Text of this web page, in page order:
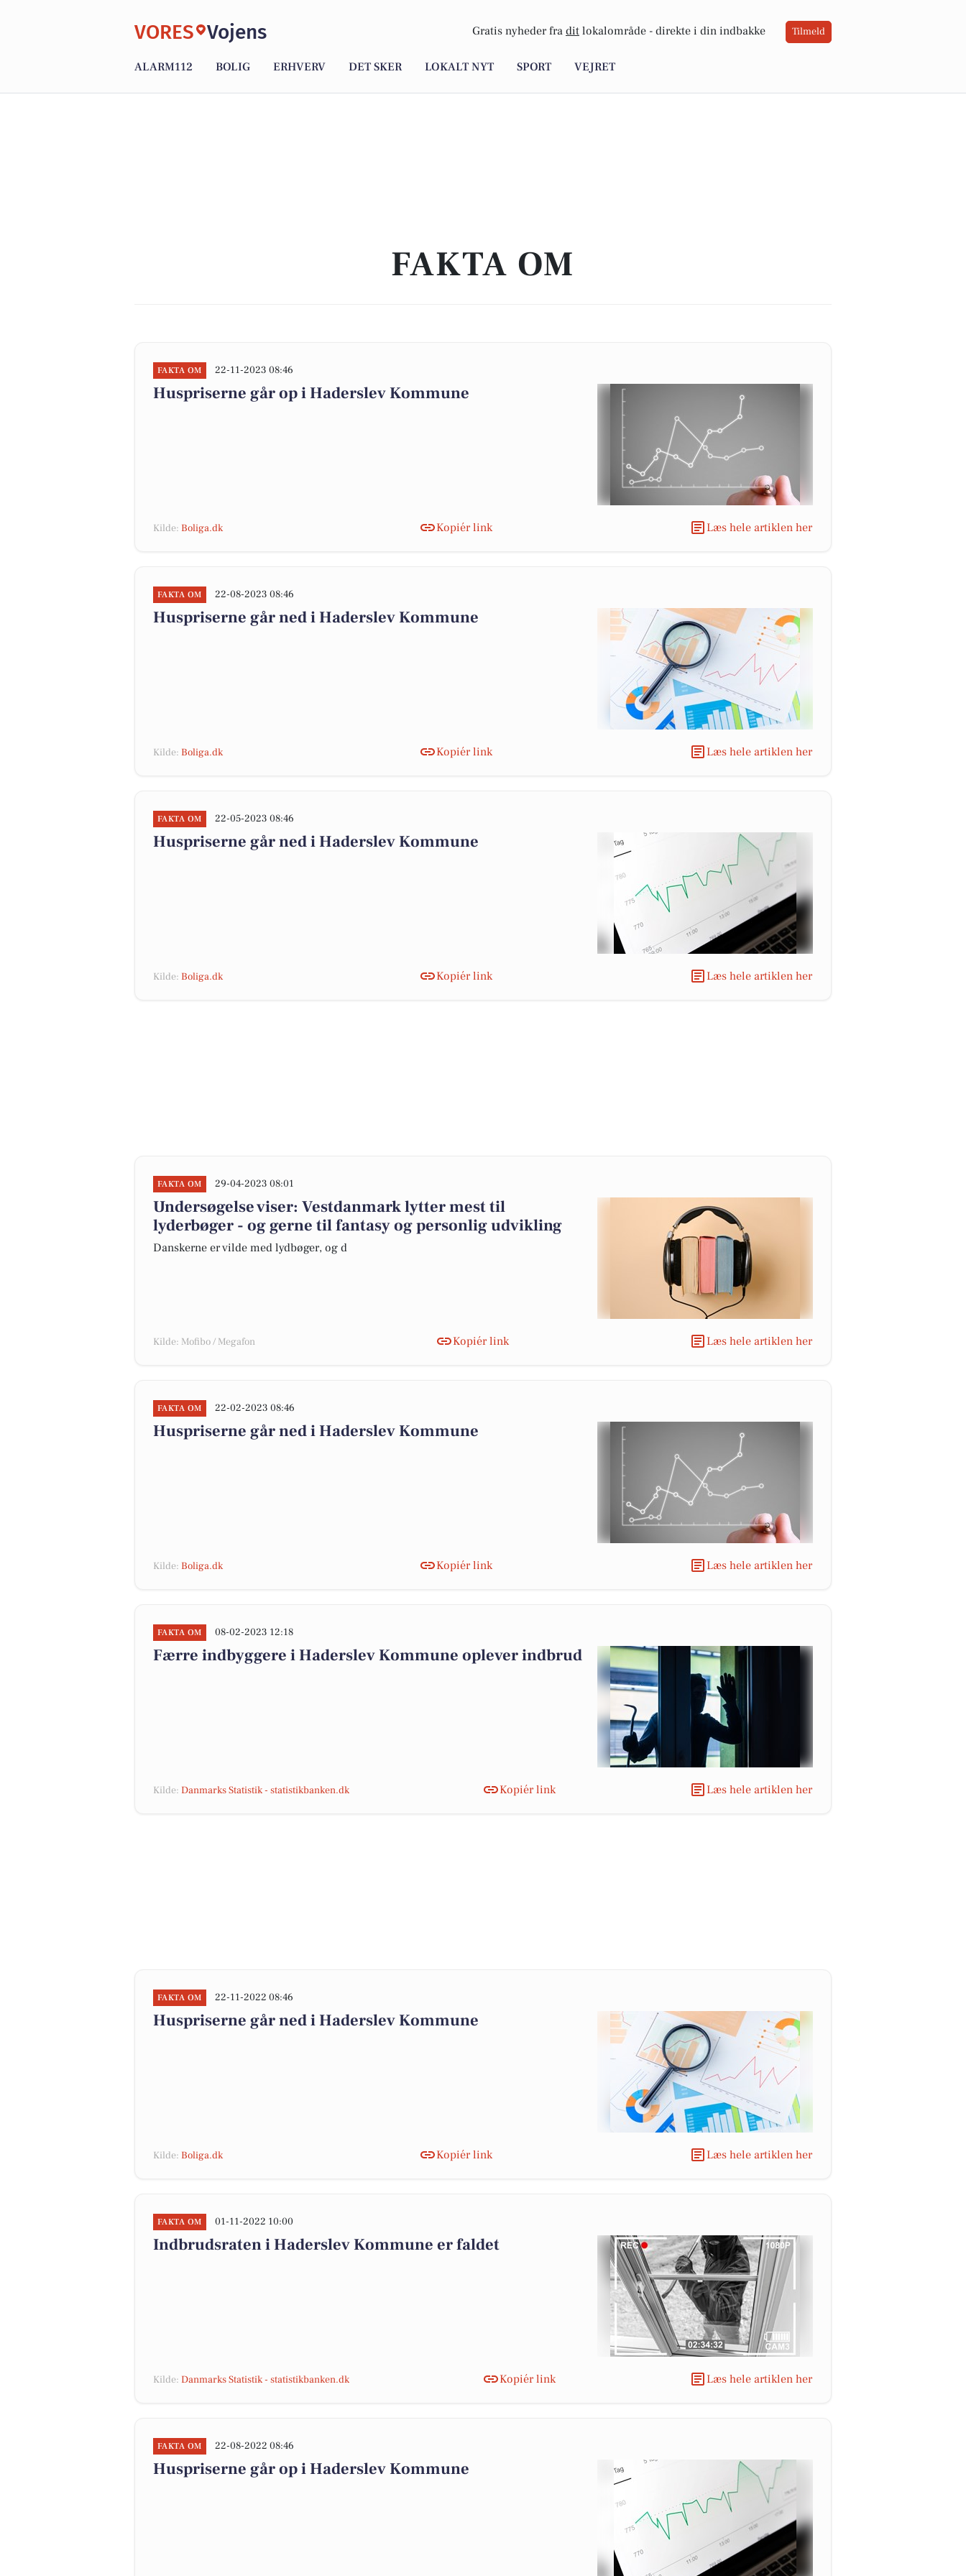
VORES Vojens Gratis nyheder fra dit lokalområde - direkte i din indbakke Tilmeld
ALARM112 BOLIG ERHVERV DET SKER LOKALT NYT SPORT VEJRET
FAKTA OM
FAKTA OM 22-11-2023 08:46
Huspriserne går op i Haderslev Kommune
Kilde: Boliga.dk Kopiér link Læs hele artiklen her
FAKTA OM 22-08-2023 08:46
Huspriserne går ned i Haderslev Kommune
Kilde: Boliga.dk Kopiér link Læs hele artiklen her
FAKTA OM 22-05-2023 08:46
Huspriserne går ned i Haderslev Kommune
Kilde: Boliga.dk Kopiér link Læs hele artiklen her
FAKTA OM 29-04-2023 08:01
Undersøgelse viser: Vestdanmark lytter mest til
lyderbøger - og gerne til fantasy og personlig udvikling
Danskerne er vilde med lydbøger, og d
Kilde: Mofibo / Megafon Kopiér link Læs hele artiklen her
FAKTA OM 22-02-2023 08:46
Huspriserne går ned i Haderslev Kommune
Kilde: Boliga.dk Kopiér link Læs hele artiklen her
FAKTA OM 08-02-2023 12:18
Færre indbyggere i Haderslev Kommune oplever indbrud
Kilde: Danmarks Statistik - statistikbanken.dk Kopiér link Læs hele artiklen her
FAKTA OM 22-11-2022 08:46
Huspriserne går ned i Haderslev Kommune
Kilde: Boliga.dk Kopiér link Læs hele artiklen her
FAKTA OM 01-11-2022 10:00
Indbrudsraten i Haderslev Kommune er faldet
Kilde: Danmarks Statistik - statistikbanken.dk Kopiér link Læs hele artiklen her
FAKTA OM 22-08-2022 08:46
Huspriserne går op i Haderslev Kommune